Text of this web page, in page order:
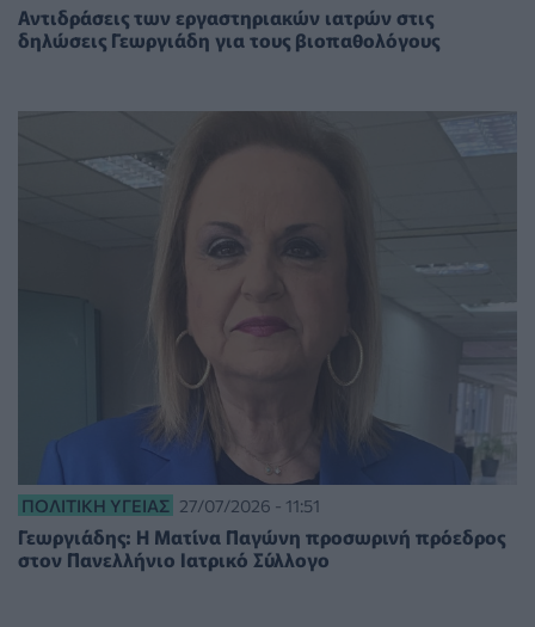
Αντιδράσεις των εργαστηριακών ιατρών στις
δηλώσεις Γεωργιάδη για τους βιοπαθολόγους
ΠΟΛΙΤΙΚΉ ΥΓΕΊΑΣ 27/07/2026 - 11:51
Γεωργιάδης: Η Ματίνα Παγώνη προσωρινή πρόεδρος
στον Πανελλήνιο Ιατρικό Σύλλογο